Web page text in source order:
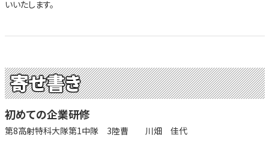
いいたします。
寄せ書き
初めての企業研修
第8高射特科大隊第1中隊 3陸曹 川畑 佳代